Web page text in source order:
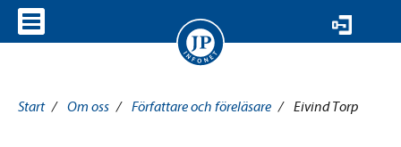
Start / Om oss / Författare och föreläsare / Eivind Torp